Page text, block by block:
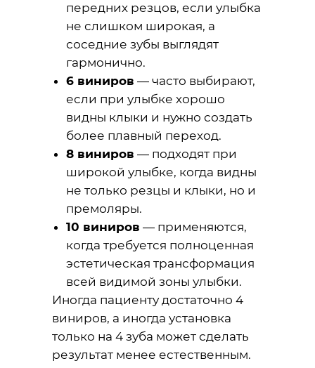
передних резцов, если улыбка
не слишком широкая, а
соседние зубы выглядят
гармонично.
6 виниров — часто выбирают,
если при улыбке хорошо
видны клыки и нужно создать
более плавный переход.
8 виниров — подходят при
широкой улыбке, когда видны
не только резцы и клыки, но и
премоляры.
10 виниров — применяются,
когда требуется полноценная
эстетическая трансформация
всей видимой зоны улыбки.
Иногда пациенту достаточно 4
виниров, а иногда установка
только на 4 зуба может сделать
результат менее естественным.